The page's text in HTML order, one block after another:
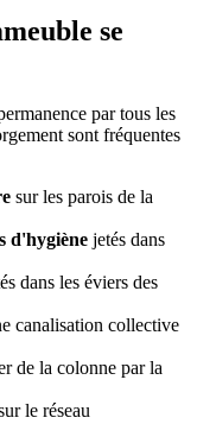
se
par tous les
sont fréquentes
sur les parois de la
d'hygiène jetés dans
dans les éviers des
canalisation collective
de la colonne par la
le réseau